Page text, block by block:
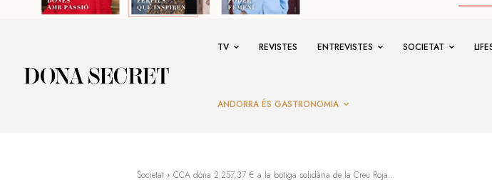
TV REVISTES ENTREVISTES SOCIETAT
ANDORRA ÉS GASTRONOMIA
Societat CCA dóna 2.257,37 € a la botiga solidària de la Creu Roja...